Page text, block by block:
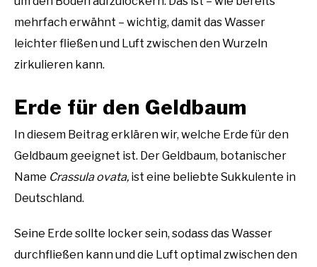
mehrfach erwähnt – wichtig, damit das Wasser
leichter fließen und Luft zwischen den Wurzeln
zirkulieren kann.
Erde für den Geldbaum
In diesem Beitrag erklären wir, welche Erde für den
Geldbaum geeignet ist. Der Geldbaum, botanischer
Name Crassula ovata, ist eine beliebte Sukkulente in
Deutschland.
Seine Erde sollte locker sein, sodass das Wasser
durchfließen kann und die Luft optimal zwischen den